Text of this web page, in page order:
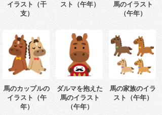
イラスト（干
支）
スト（午年）
馬のイラスト
（午年）
馬のカップルの
イラスト（午
年）
ダルマを抱えた
馬のイラスト
（午年）
馬の家族のイラ
スト（午年）